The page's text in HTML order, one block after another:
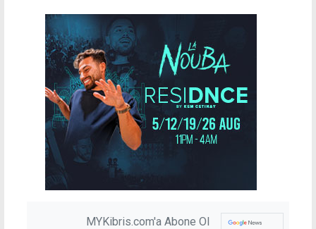
MYKibris.com'a Abone Ol